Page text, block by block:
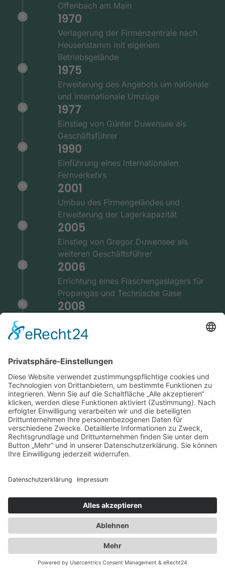
Offenbach am Main
1970
Verlagerung der Firmenzentrale nach
Heusenstamm mit eigenem
Betriebsgelände
1975
Erweiterung des Angebots um nationale
und internationale Umzüge
1977
Einstieg von Günter Duwensee als
Geschäftsführer
1990
Einführung eines internationalen
Fernverkehrs
2001
Umbau des Firmengeländes und
Erweiterung der Lagerkapazität
2005
Einstieg von Gregor Duwensee als
weiteren Geschäftsführer
2006
Errichtung eines Flaschengaslagers für
Propangas und Technische Gase
2008
Komplettladungsverkehrs nach
2009
Ausstattung der Fernverkehrsflotte mit
GPS und Telematiksystemen
2010
Ausbau der Kapazität des
Flaschengaslagers für Propangas und
Technische Gase
2014
unsere neuen Räumlichkeiten an der
2015
50 Jahre Erfolgsgeschichte. Die Spedition
Duwensee feiert Geburtstag
2016
Ausbau des Speditionshofes um 4000 qm
2017